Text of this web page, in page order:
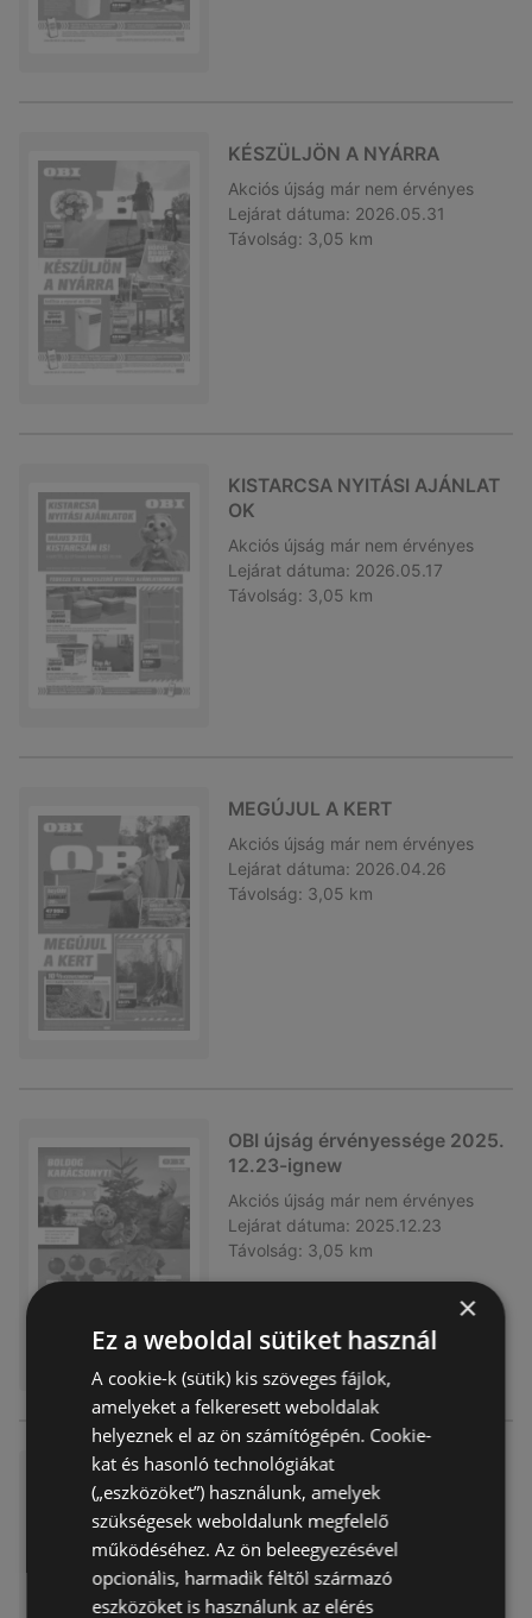
KÉSZÜLJÖN A NYÁRRA
Akciós újság már nem érvényes
Lejárat dátuma: 2026.05.31
Távolság: 3,05 km
KISTARCSA NYITÁSI AJÁNLAT
OK
Akciós újság már nem érvényes
Lejárat dátuma: 2026.05.17
Távolság: 3,05 km
MEGÚJUL A KERT
Akciós újság már nem érvényes
Lejárat dátuma: 2026.04.26
Távolság: 3,05 km
OBI újság érvényessége 2025.
12.23-ignew
Akciós újság már nem érvényes
Lejárat dátuma: 2025.12.23
Távolság: 3,05 km
OBI újság érvényessége 2025.
11.30-ignew
Akciós újság már nem érvényes
Lejárat dátuma: 2025.11.30
Távolság: 3,05 km
×
Ez a weboldal sütiket használ
A cookie-k (sütik) kis szöveges fájlok,
amelyeket a felkeresett weboldalak
helyeznek el az ön számítógépén. Cookie-
kat és hasonló technológiákat
(„eszközöket”) használunk, amelyek
szükségesek weboldalunk megfelelő
működéséhez. Az ön beleegyezésével
opcionális, harmadik féltől származó
eszközöket is használunk az elérés